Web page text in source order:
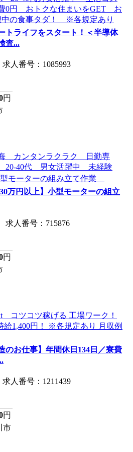
トライフをスタート！＜半導体
査...
人番号：1085993
円
万円以上】小型モーターの組立
人番号：715876
円
のお仕事】年間休日134日／寮費
人番号：1211439
円
市